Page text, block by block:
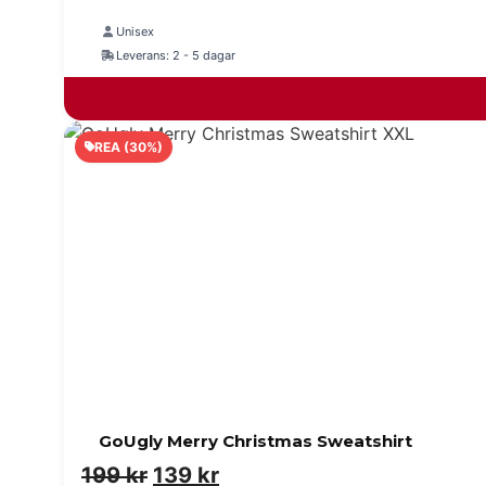
var:
199 kr.139 kr.
Unisex
Leverans: 2 - 5 dagar
REA (30%)
GoUgly Merry Christmas Sweatshirt
199kr Det
139 krDet